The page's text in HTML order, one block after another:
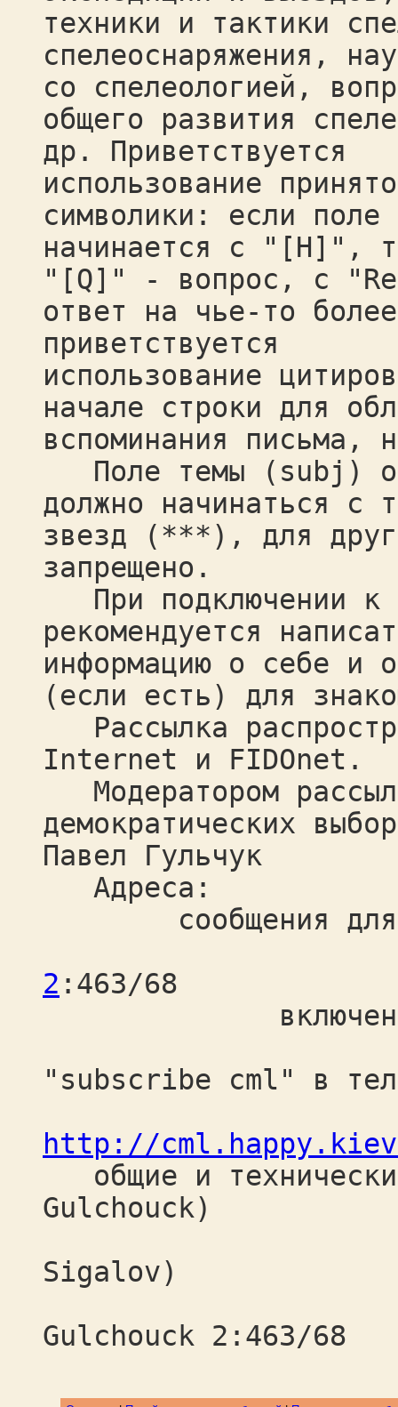
техники и тактики
спелеоснаряжения,
со спелеологией,
общего развития
др. Приветствуется
использование
символики: если поле
начинается с "[H]",
"[Q]" - вопрос, с
ответ на чье-то
приветствуется
использование
начале строки для
вспоминания письма,
Поле темы (subj)
должно начинаться с
звезд (***), для
запрещено.
При подключении к
рекомендуется
информацию о себе и
(если есть) для
Рассылка
Internet и FIDOnet.
Модератором
демократических
Павел Гульчук
Адреса:
сообщения для
2 :463/68
включение
"subscribe cml" в
http://
общие и
Gulchouck)
Sigalov)
Gulchouck 2:463/68